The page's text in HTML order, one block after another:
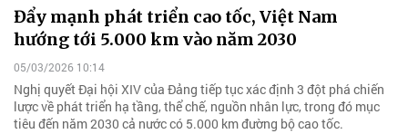
Đẩy mạnh phát triển cao tốc, Việt Nam
hướng tới 5.000 km vào năm 2030
05/03/2026 10:14
Nghị quyết Đại hội XIV của Đảng tiếp tục xác định 3 đột phá chiến
lược về phát triển hạ tầng, thể chế, nguồn nhân lực, trong đó mục
tiêu đến năm 2030 cả nước có 5.000 km đường bộ cao tốc.